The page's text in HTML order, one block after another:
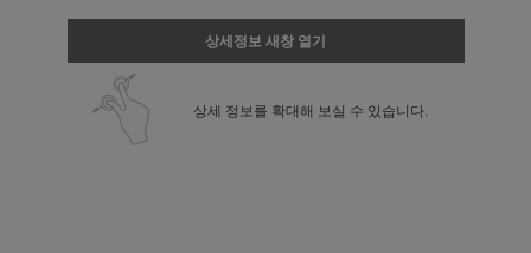
상세정보 새창 열기
상세 정보를 확대해 보실 수 있습니다.